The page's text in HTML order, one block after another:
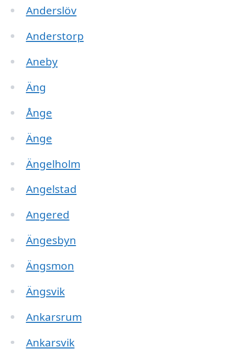
Anderslöv
Anderstorp
Aneby
Äng
Ånge
Änge
Ängelholm
Angelstad
Angered
Ängesbyn
Ängsmon
Ängsvik
Ankarsrum
Ankarsvik